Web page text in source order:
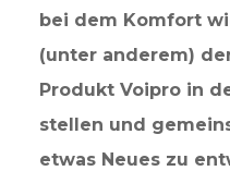
bei dem Komfort
(unter anderem)
Produkt Voipro in
stellen und
etwas Neues zu